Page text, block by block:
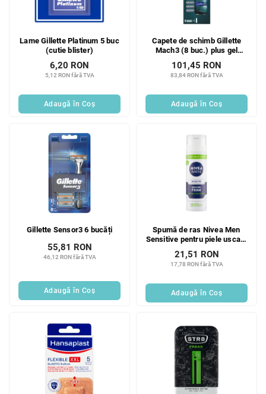
Lame Gillette Platinum 5 buc
(cutie blister)
5,12 RON fără TVA
6,20 RON
Adaugă în Coş
Capete de schimb Gillette
Mach3 (8 buc.) plus gel
83,84 RON fără TVA
101,45 RON
Adaugă în Coş
Gillette Sensor3 6 bucăți
46,12 RON fără TVA
55,81 RON
Adaugă în Coş
Spumă de ras Nivea Men
Sensitive pentru piele uscată
și sensibilă, 200 ml
17,78 RON fără TVA
21,51 RON
Adaugă în Coş